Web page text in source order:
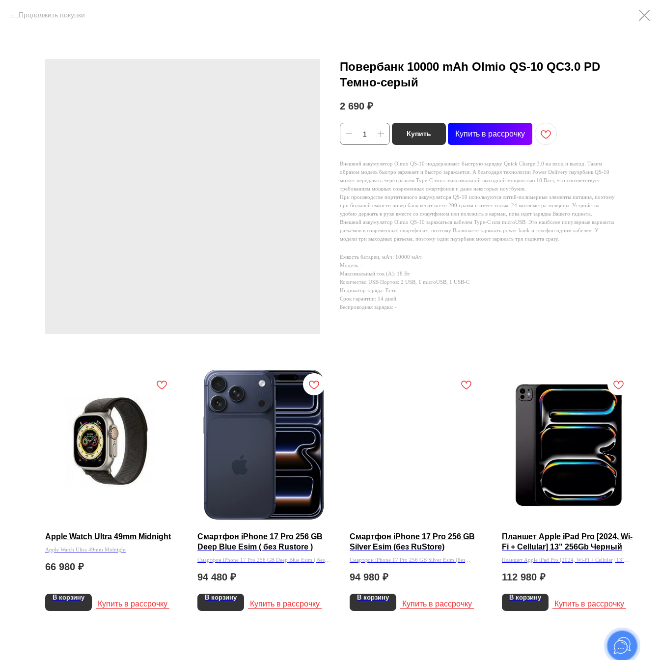
Продолжить покупки
Повербанк 10000 mAh Olmio QS-10 QC3.0 PD
Темно-серый
2 690 ₽
Купить Купить в рассрочку
Внешний аккумулятор Olmio QS-10 поддерживает быструю зарядку Quick Charge 3.0 на вход и выход. Таким
образом модель быстро заряжает и быстро заряжается. А благодаря технологии Power Delivery пауэрбанк QS-10
может передавать через разъем Type-C ток с максимальной выходной мощностью 18 Ватт, что соответствует
требованиям мощных современных смартфонов и даже некоторых ноутбуков.
При производстве портативного аккумулятора QS-10 используются литий-полимерные элементы питания, поэтому
при большой емкости повер банк весит всего 200 грамм и имеет только 24 миллиметра толщины. Устройство
удобно держать в руке вместе со смартфоном или положить в карман, пока идет зарядка Вашего гаджета.
Внешний аккумулятор Olmio QS-10 заряжаться кабелем Type-C или microUSB. Это наиболее популярные варианты
разъемов в современных смартфонах, поэтому Вы можете заряжать power bank и телефон одним кабелем. У
модели три выходных разъема, поэтому один пауэрбанк может заряжать три гаджета сразу.
Емкость батареи, мАч: 10000 мАч
Модель: -
Максимальный ток (A): 18 Вт
Количество USB Портов: 2 USB, 1 microUSB, 1 USB-C
Индикатор заряда: Есть
Срок гарантии: 14 дней
Беспроводная зарядка: -
Apple Watch Ultra 49mm Midnight
Apple Watch Ultra 49mm Midnight
66 980 ₽
В корзину
Купить в рассрочку
Смартфон iPhone 17 Pro 256 GB
Deep Blue Esim ( без Rustore )
Смартфон iPhone 17 Pro 256 GB Deep Blue Esim ( без
94 480 ₽
В корзину
Купить в рассрочку
Смартфон iPhone 17 Pro 256 GB
Silver Esim (без RuStore)
Смартфон iPhone 17 Pro 256 GB Silver Esim (без
94 980 ₽
В корзину
Купить в рассрочку
Планшет Apple iPad Pro [2024, Wi-
Fi + Cellular] 13" 256Gb Черный
Планшет Apple iPad Pro [2024, Wi-Fi + Cellular] 13"
112 980 ₽
В корзину
Купить в рассрочку